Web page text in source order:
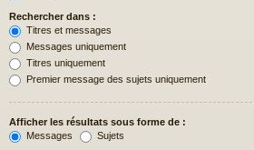
Rechercher dans :
Titres et messages
Messages uniquement
Titres uniquement
Premier message des sujets uniquement
Afficher les résultats sous forme de :
Messages
Sujets